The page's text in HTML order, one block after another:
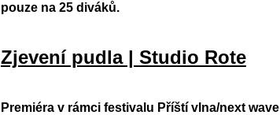
pouze na 25 diváků.
Zjevení pudla | Studio Rote
Premiéra v rámci festivalu Příští vlna/next wave